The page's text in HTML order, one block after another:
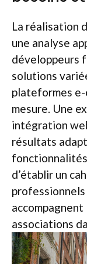
La réalisation
une analyse
développeurs
solutions
plateformes e-
mesure. Une
intégration
résultats
d’établir un
professionnels
associations